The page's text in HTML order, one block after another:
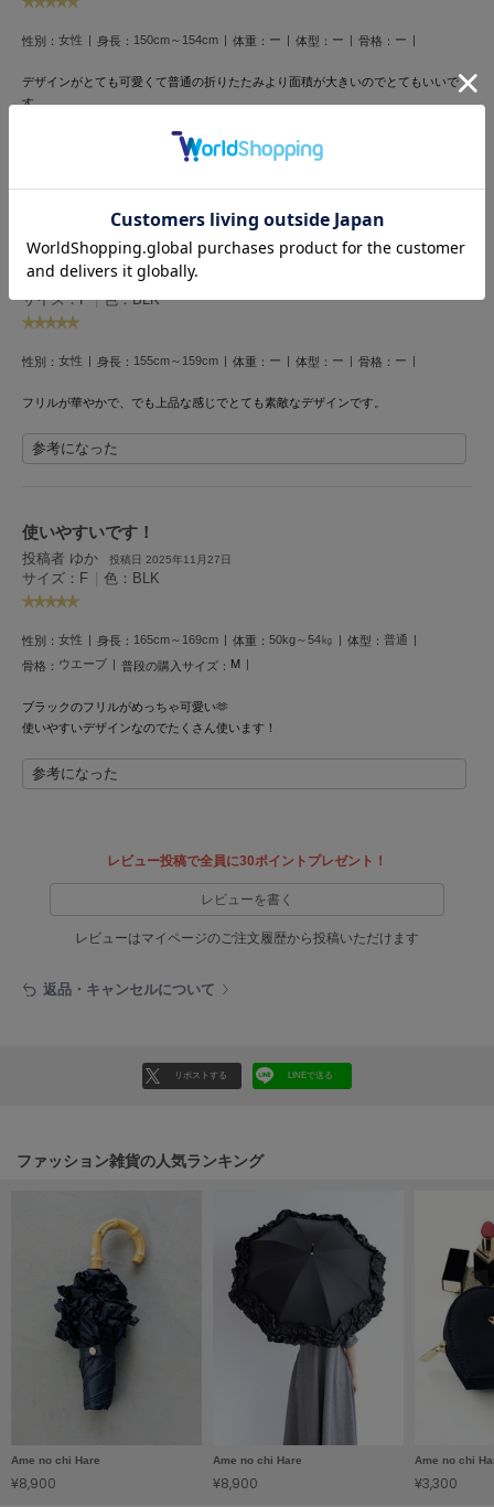
HUNTER
ホカ オネオネ
キーン
LAATO
le coq sportif
ルコックスポルティフ
LeSportsac
LILY BROWN
リリーブラウン
LILY BROWN Lingerie
リリーブラウンランジェリー
LITTLE UNION TOKYO
リトルユニオン トウキョウ
メイドオブオーガニクス
miies miim
Mila Owen
NEW Balance
ニューバランス
null.
ヌル
性別： 女性 身長： 150cm～154cm 体重： ー 体型： ー 骨格： ー
デザインがとても可愛くて普通の折りたたみより面積が大きいのでとてもいいで
す。
可愛らしい
投稿者 ゆう 投稿日 2026年3月28日
サイズ：F | 色：BLK
性別： 女性 身長： 155cm～159cm 体重： ー 体型： ー 骨格： ー
フリルが華やかで、でも上品な感じでとても素敵なデザインです。
参考になった
使いやすいです！
投稿者 ゆか 投稿日 2025年11月27日
サイズ：F 色：BLK
性別： 女性 身長： 165cm～169cm 体重： 50kg～54㎏ 体型： 普通
骨格： ウエーブ 普段の購入サイズ： M
ブラックのフリルがめっちゃ可愛い🫶
使いやすいデザインなのでたくさん使います！
参考になった
レビュー投稿で全員に30ポイントプレゼント！
レビューを書く
レビューはマイページのご注文履歴から投稿いただけます
返品・キャンセルについて
リポストする LINEで送る
ファッション雑貨の人気ランキング
Ame no chi Hare
¥8,900
Ame no chi Hare
¥8,900
Ame no chi
¥3,300